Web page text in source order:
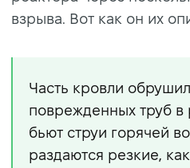
взрыва. Вот как он их
Часть кровли
поврежденных труб в
бьют струи горячей
раздаются резкие,